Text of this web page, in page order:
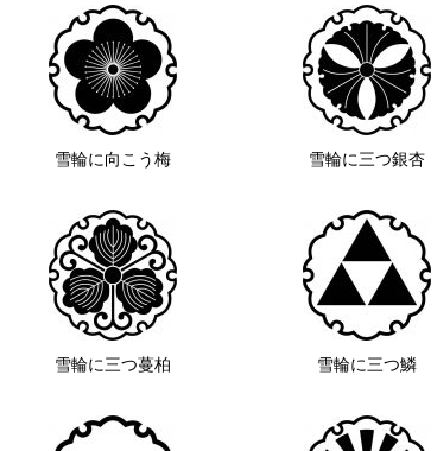
雪輪に向こう梅 雪輪に三つ銀杏
雪輪に三つ蔓柏 雪輪に三つ鱗